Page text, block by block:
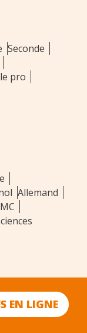
Seconde
pro
Allemand
EN LIGNE